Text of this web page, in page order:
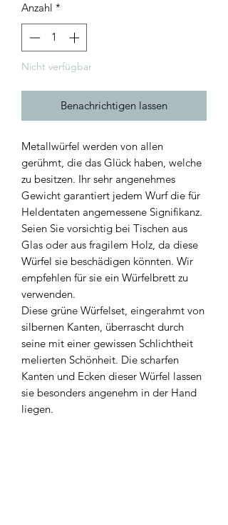
Anzahl *
Nicht verfügbar
Benachrichtigen lassen
Metallwürfel werden von allen
gerühmt, die das Glück haben, welche
zu besitzen. Ihr sehr angenehmes
Gewicht garantiert jedem Wurf die für
Heldentaten angemessene Signifikanz.
Seien Sie vorsichtig bei Tischen aus
Glas oder aus fragilem Holz, da diese
Würfel sie beschädigen könnten. Wir
empfehlen für sie ein Würfelbrett zu
verwenden.
Diese grüne Würfelset, eingerahmt von
silbernen Kanten, überrascht durch
seine mit einer gewissen Schlichtheit
melierten Schönheit. Die scharfen
Kanten und Ecken dieser Würfel lassen
sie besonders angenehm in der Hand
liegen.